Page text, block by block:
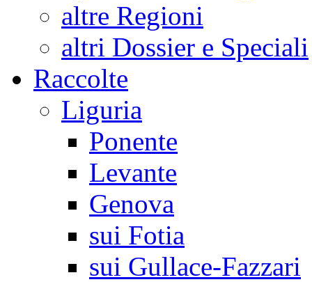
altre Regioni
altri Dossier e Speciali
Raccolte
Liguria
Ponente
Levante
Genova
sui Fotia
sui Gullace-Fazzari